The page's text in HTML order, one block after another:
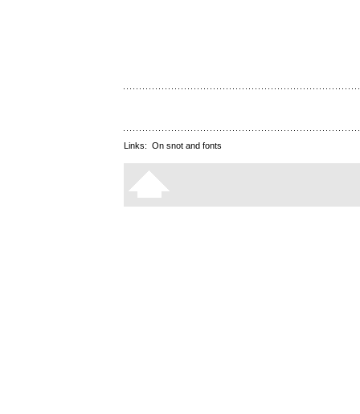
Links: On snot and fonts